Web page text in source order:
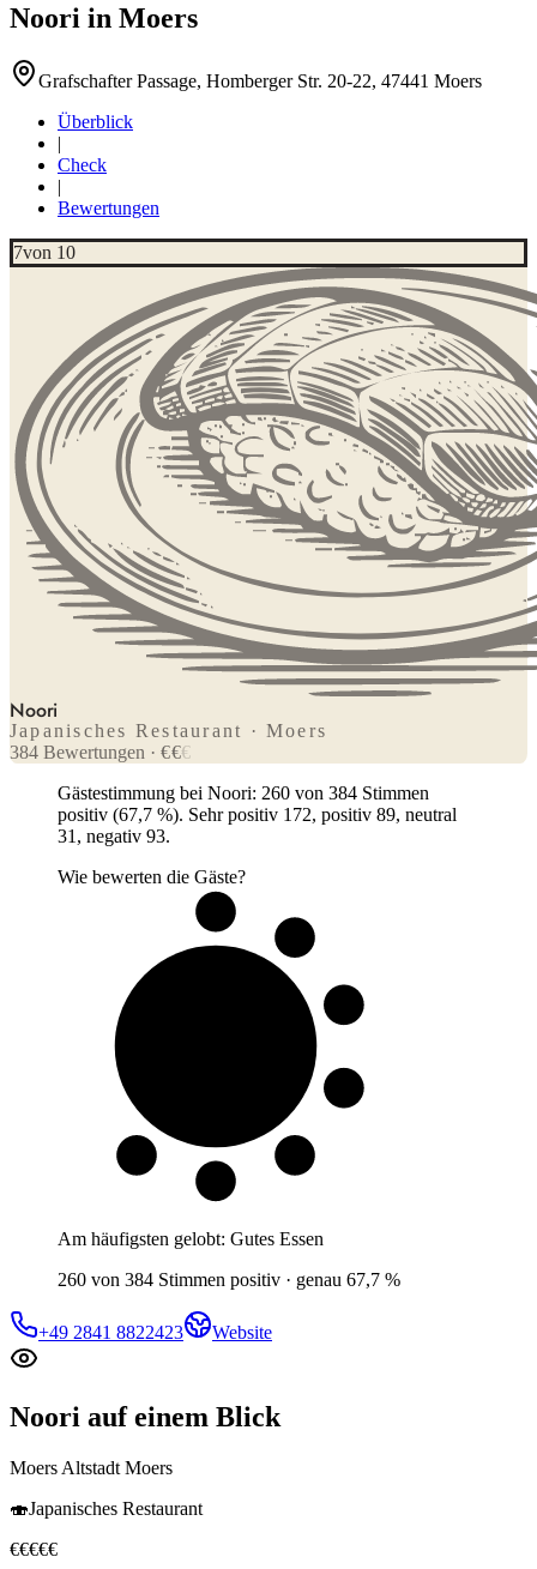
Noori in Moers
Grafschafter Passage, Homberger Str. 20-22, 47441 Moers
Überblick
|
Check
|
Bewertungen
7von 10
Noori
Japanisches Restaurant · Moers
384 Bewertungen · €€€
Gästestimmung bei Noori: 260 von 384 Stimmen
positiv (67,7 %). Sehr positiv 172, positiv 89, neutral
31, negativ 93.
Wie bewerten die Gäste?
Am häufigsten gelobt: Gutes Essen
260 von 384 Stimmen positiv · genau 67,7 %
+49 2841 8822423 Website
Noori auf einem Blick
Moers Altstadt Moers
🍣Japanisches Restaurant
€€€€€